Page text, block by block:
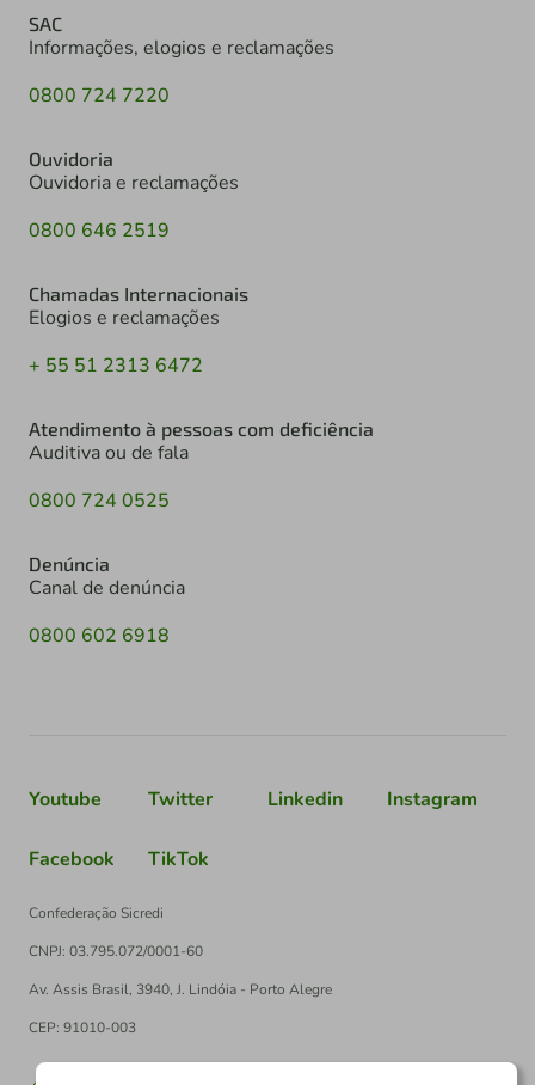
SAC
Informações, elogios e reclamações
0800 724 7220
Ouvidoria
Ouvidoria e reclamações
0800 646 2519
Chamadas Internacionais
Elogios e reclamações
+ 55 51 2313 6472
Atendimento à pessoas com deficiência
Auditiva ou de fala
0800 724 0525
Denúncia
Canal de denúncia
0800 602 6918
Youtube Twitter Linkedin Instagram
Facebook TikTok
Confederação Sicredi
CNPJ: 03.795.072/0001-60
Av. Assis Brasil, 3940, J. Lindóia - Porto Alegre
CEP: 91010-003